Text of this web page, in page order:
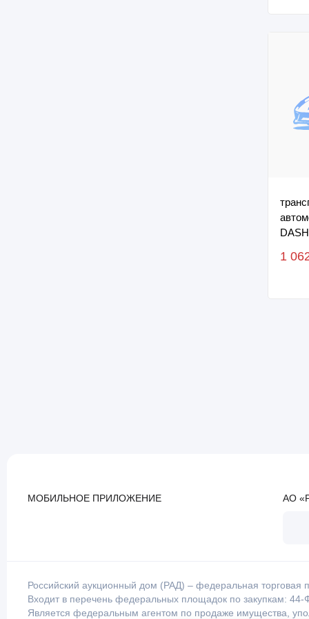
1
МОБИЛЬНОЕ ПРИЛОЖЕНИЕ АО
Российский аукционный дом (РАД) – федеральная торговая
Входит в перечень федеральных площадок по закупкам:
Является федеральным агентом по продаже имущества,